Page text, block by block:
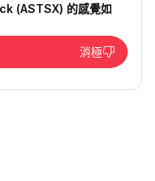
(ASTSX) 的感覺如
消極